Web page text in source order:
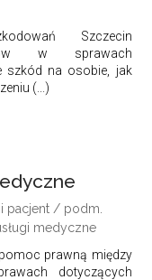
Szczecin
w sprawach
szkód na osobie, jak
(...)
pacjent / podm.
medyczne
prawną między
dotyczących